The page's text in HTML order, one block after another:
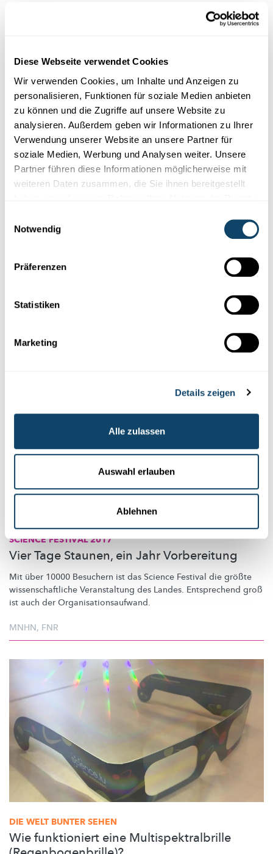
Diese Webseite verwendet Cookies
Wir verwenden Cookies, um Inhalte und Anzeigen zu
personalisieren, Funktionen für soziale Medien anbieten
zu können und die Zugriffe auf unsere Website zu
analysieren. Außerdem geben wir Informationen zu Ihrer
Verwendung unserer Website an unsere Partner für
soziale Medien, Werbung und Analysen weiter. Unsere
Partner führen diese Informationen möglicherweise mit
weiteren Daten zusammen, die Sie ihnen bereitgestellt
Notwendig
Präferenzen
Statistiken
Marketing
Details zeigen
Alle zulassen
Auswahl erlauben
Ablehnen
in Luxemburg findet vom 9.
statt, mit noch mehr
MNHN, FNR
Mit Goodyear einen Reifen backen
Beim Science Festivals mit dabei ist auch das Innovation Center
von Goodyear. Chemiker Laurent Poorters erklärt, was Reifen
Goodyear,MNHN
SCIENCE FESTIVAL 2017
Vier Tage Staunen, ein Jahr Vorbereitung
Mit über 10000 Besuchern ist das Science Festival die größte
wissenschaftliche Veranstaltung des Landes. Entsprechend groß
ist auch der Organisationsaufwand.
MNHN, FNR
DIE WELT BUNTER SEHEN
Wie funktioniert eine Multispektralbrille